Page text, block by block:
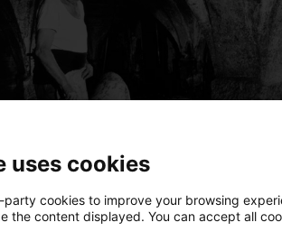
uses cookies
party cookies to improve your browsing
the content displayed. You can accept all